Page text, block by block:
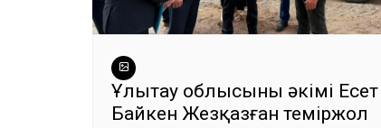
Ұлытау облысының әкімі Есет
Байкен Жезқазған теміржол